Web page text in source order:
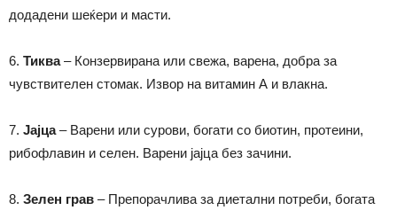
додадени шеќери и масти.
6. Тиква– Конзервирана или свежа, варена, добра за
чувствителен стомак. Извор на витамин А и влакна.
7. Јајца– Варени или сурови, богати со биотин, протеини,
рибофлавин и селен. Варени јајца без зачини.
8. Зелен грав – Препорачлива за диетални потреби, богата